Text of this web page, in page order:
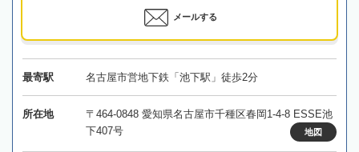
メールする
最寄駅 名古屋市営地下鉄「池下駅」徒歩2分
所在地
〒464-0848 愛知県名古屋市千種区春岡1-4-8 ESSE池
下407号
地図